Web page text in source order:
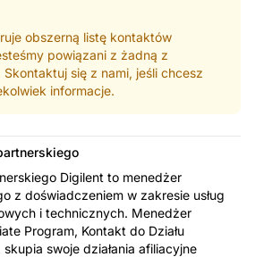
obszerną listę kontaktów
powiązani z żadną z
się z nami, jeśli chcesz
informacje.
Digilent to menedżer
z doświadczeniem w zakresie usług
i technicznych. Menedżer
Program, Kontakt do Działu
swoje działania afiliacyjne